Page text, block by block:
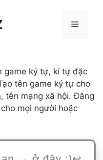
Menu
game ký tự, kí tự đặc
tên game ký tự cho
tên mạng xã hội. Đăng
mọi người hoặc